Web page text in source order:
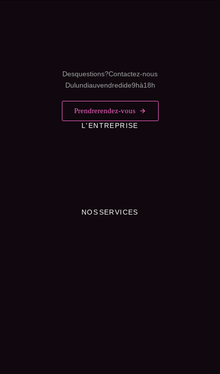
Des questions ? Contactez-nous
Du lundi au vendredi de 9h à 18h
Prendre rendez-vous
L'ENTREPRISE
NOS SERVICES